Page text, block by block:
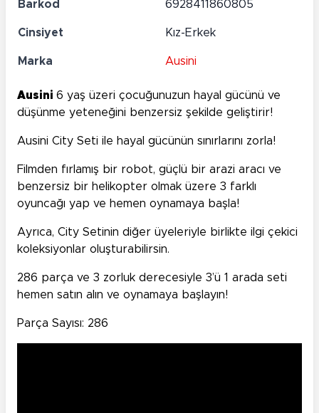
Barkod 6928411860805
Cinsiyet Kız-Erkek
Marka Ausini
Ausini 6 yaş üzeri çocuğunuzun hayal gücünü ve
düşünme yeteneğini benzersiz şekilde geliştirir!
Ausini City Seti ile hayal gücünün sınırlarını zorla!
Filmden fırlamış bir robot, güçlü bir arazi aracı ve
benzersiz bir helikopter olmak üzere 3 farklı
oyuncağı yap ve hemen oynamaya başla!
Ayrıca, City Setinin diğer üyeleriyle birlikte ilgi çekici
koleksiyonlar oluşturabilirsin.
286 parça ve 3 zorluk derecesiyle 3’ü 1 arada seti
hemen satın alın ve oynamaya başlayın!
Parça Sayısı: 286